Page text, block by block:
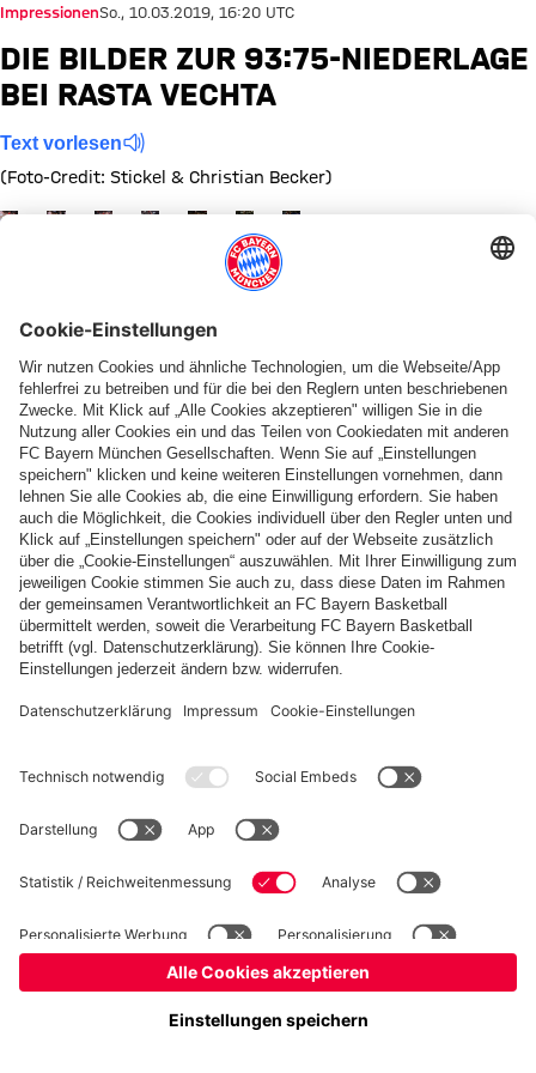
ImpressionenSo., 10.03.2019, 16:20 UTC
DIE BILDER ZUR 93:75-NIEDERLAGE
BEI RASTA VECHTA
Text vorlesen
(Foto-Credit: Stickel & Christian Becker)
Zeige in voller Größe
Zeige in voller Größe
Zeige in voller Größe
Zeige in voller Größe
Zeige in voller Größe
Zeige in voller Größe
Zeige in voller Größe
PARTNER
© FC Bayern München Basketball GmbH
Kinder- und Jugendschutz
Hinweisgebersystem